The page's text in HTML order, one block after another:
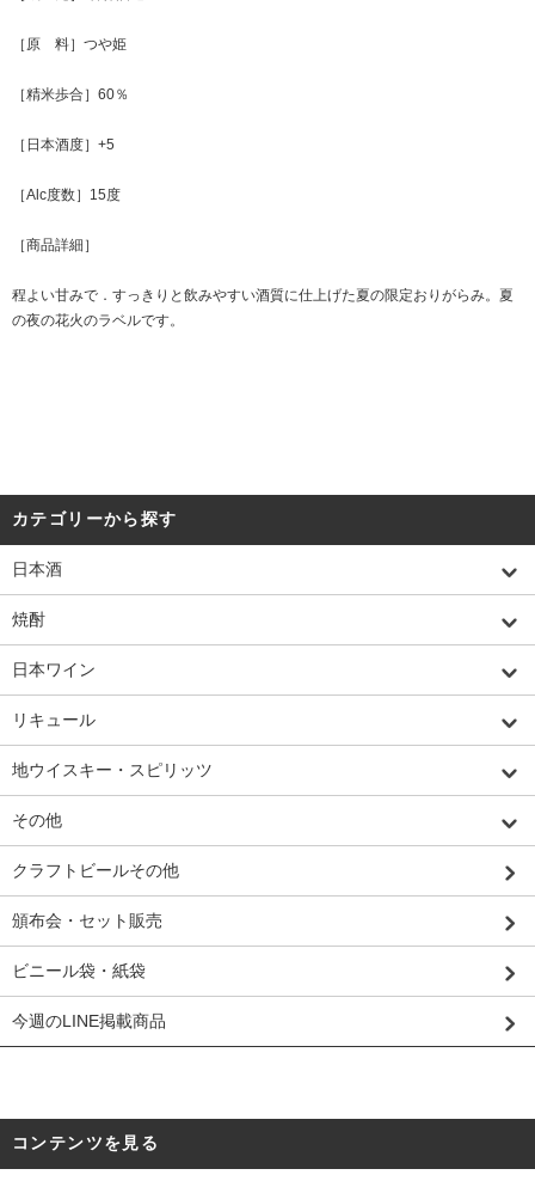
［原 料］つや姫
［精米歩合］60％
［日本酒度］+5
［Alc度数］15度
［商品詳細］
程よい甘みで．すっきりと飲みやすい酒質に仕上げた夏の限定おりがらみ。夏
の夜の花火のラベルです。
カテゴリーから探す
日本酒
焼酎
日本ワイン
リキュール
地ウイスキー・スピリッツ
その他
クラフトビールその他
頒布会・セット販売
ビニール袋・紙袋
今週のLINE掲載商品
コンテンツを見る